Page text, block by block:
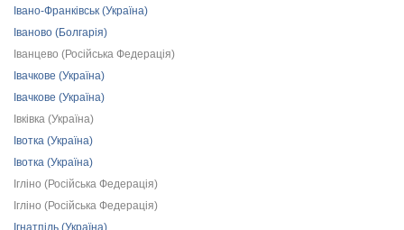
Івано-Франківськ (Україна)
Іваново (Болгарія)
Іванцево (Російська Федерація)
Івачкове (Україна)
Івачкове (Україна)
Івківка (Україна)
Івотка (Україна)
Івотка (Україна)
Ігліно (Російська Федерація)
Ігліно (Російська Федерація)
Ігнатпіль (Україна)